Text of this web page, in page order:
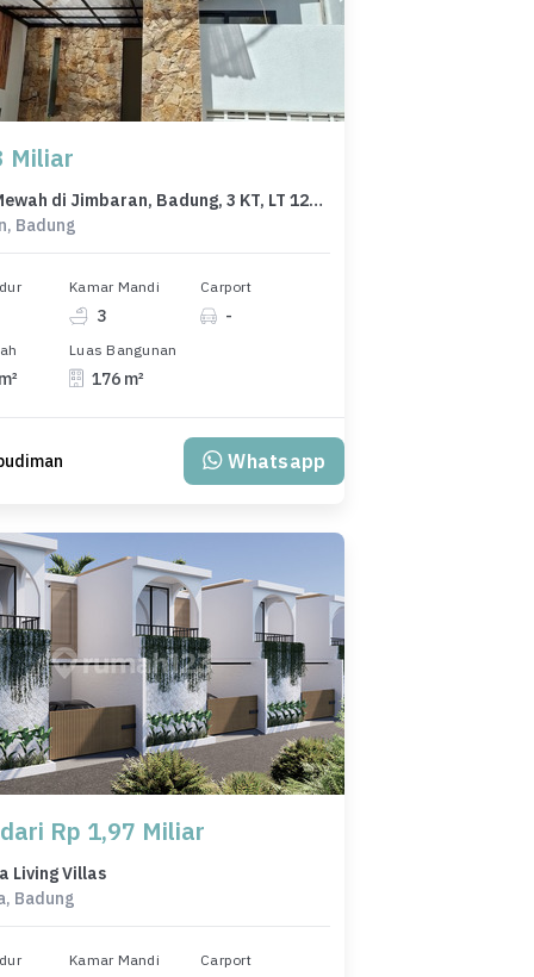
Miliar
Rumah Mewah di Jimbaran, Badung, 3 KT, LT 125m²
Badung
Kamar Mandi
3
Carport
-
Luas Bangunan
176 m²
Whatsapp
Rp 1,97 Miliar
Living Villas
Badung
Kamar Mandi Carport